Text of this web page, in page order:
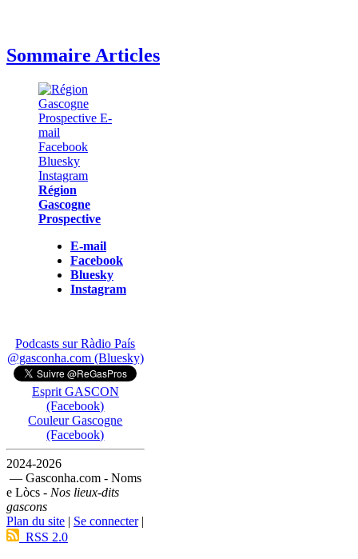
Sommaire Articles
Région
Gascogne
Prospective
E-mail
Facebook
Bluesky
Instagram
Podcasts sur Ràdio País
@gasconha.com (Bluesky)
Esprit GASCON
(Facebook)
Couleur Gascogne
(Facebook)
2024-2026
— Gasconha.com - Noms
e Lòcs - Nos lieux-dits
gascons
Plan du site | Se connecter|
RSS 2.0